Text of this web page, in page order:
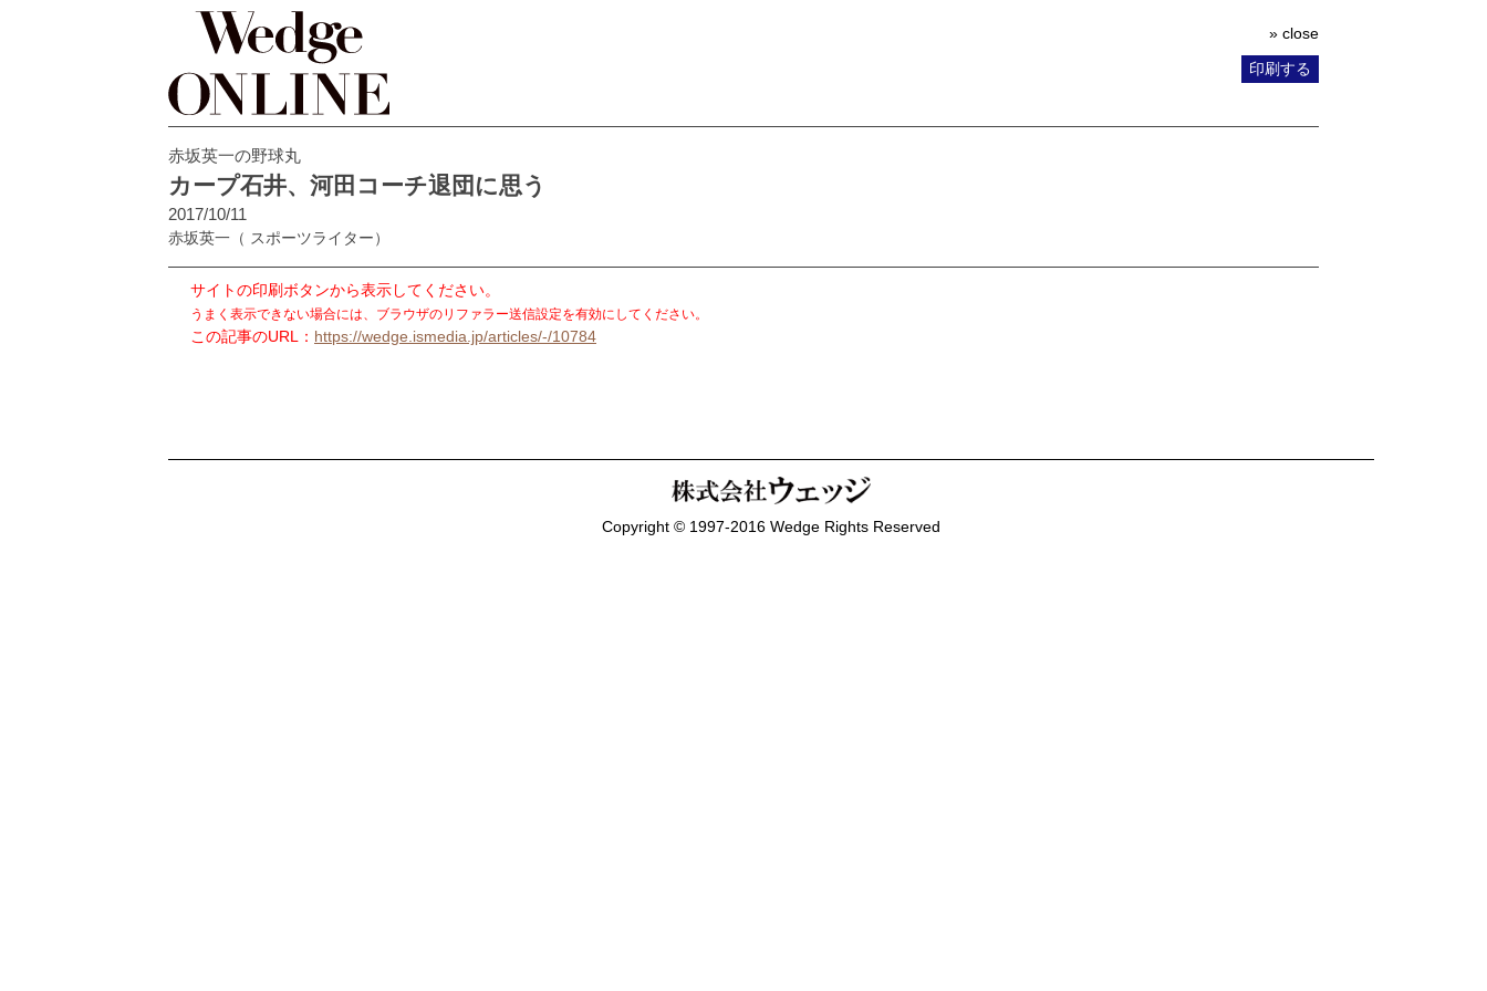
» close
印刷する
赤坂英一の野球丸
カープ石井、河田コーチ退団に思う
2017/10/11
赤坂英一 （ スポーツライター）
サイトの印刷ボタンから表示してください。
うまく表示できない場合には、ブラウザのリファラー送信設定を有効にしてください。
この記事のURL： https://wedge.ismedia.jp/articles/-/10784
Copyright © 1997-2016 Wedge Rights Reserved